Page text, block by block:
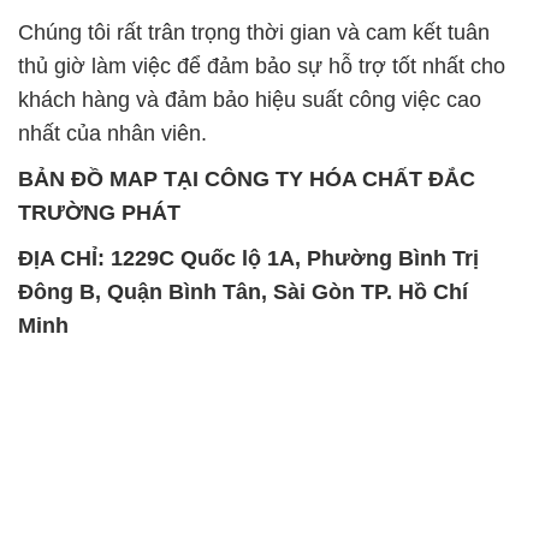
Chúng tôi rất trân trọng thời gian và cam kết tuân
thủ giờ làm việc để đảm bảo sự hỗ trợ tốt nhất cho
khách hàng và đảm bảo hiệu suất công việc cao
nhất của nhân viên.
BẢN ĐỒ MAP TẠI CÔNG TY HÓA CHẤT ĐẮC
TRƯỜNG PHÁT
ĐỊA CHỈ: 1229C Quốc lộ 1A, Phường Bình Trị
Đông B, Quận Bình Tân, Sài Gòn TP. Hồ Chí
Minh